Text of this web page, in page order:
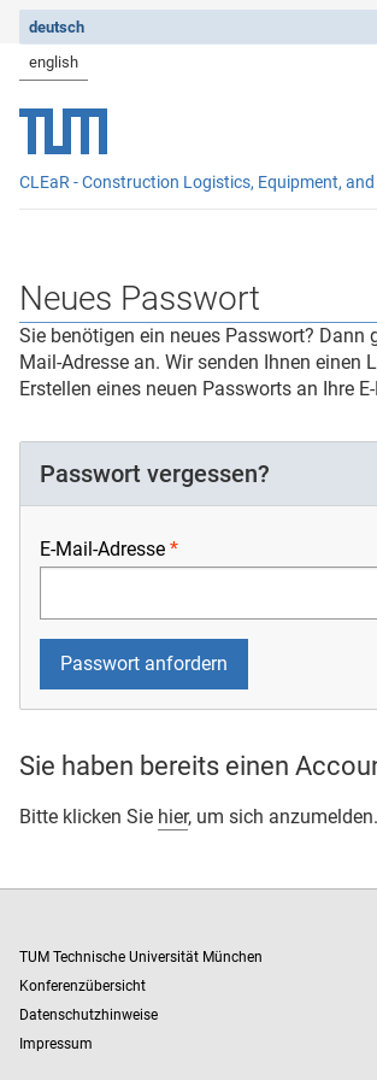
deutsch
english
CLEaR - Construction Logistics, Equipment,
Neues Passwort
Sie benötigen ein neues Passwort? Dann
Mail-Adresse an. Wir senden Ihnen einen
Erstellen eines neuen Passworts an Ihre
Passwort vergessen?
E-Mail-Adresse
Sie haben bereits einen
Bitte klicken Sie hier, um sich anzumelden.
TUM Technische Universität München
Konferenzübersicht
Datenschutzhinweise
Impressum